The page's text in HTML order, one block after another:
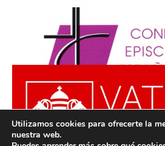
Utilizamos cookies para ofrecerte la
nuestra web.